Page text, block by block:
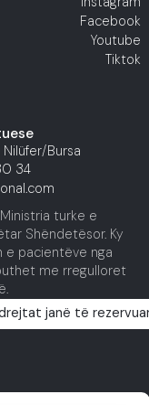
Facebook
Youtube
Tiktok
Nilüfer/Bursa
34
turke e
Shëndetësor. Ky
e pacientëve nga
me rregulloret
janë të